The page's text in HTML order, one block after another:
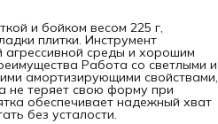
и бойком весом 225 г,
плитки. Инструмент
агрессивной среды и хорошим
Работа со светлыми и
амортизирующими свойствами,
не теряет свою форму при
обеспечивает надежный хват
без усталости.